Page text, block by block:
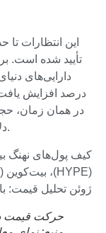
این انتظارات
دلار فراتر رفت که 155 درصد افزایش داشت.
ژوئن تحلیل قیمت: